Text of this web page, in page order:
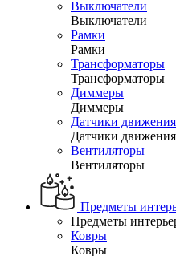
Выключатели
Выключатели
Рамки
Рамки
Трансформаторы
Трансформаторы
Диммеры
Диммеры
Датчики движения
Датчики движения
Вентиляторы
Вентиляторы
Предметы
Предметы
Ковры
Ковры